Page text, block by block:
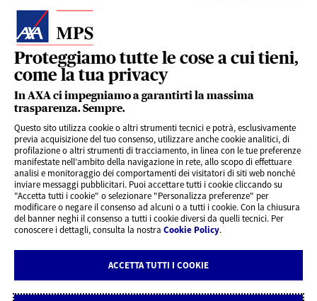
Proteggiamo tutte le cose a cui tieni,
come la tua privacy
In AXA ci impegniamo a garantirti la massima
trasparenza. Sempre.
Questo sito utilizza cookie o altri strumenti tecnici e potrà, esclusivamente
previa acquisizione del tuo consenso, utilizzare anche cookie analitici, di
profilazione o altri strumenti di tracciamento, in linea con le tue preferenze
manifestate nell’ambito della navigazione in rete, allo scopo di effettuare
analisi e monitoraggio dei comportamenti dei visitatori di siti web nonché
inviare messaggi pubblicitari. Puoi accettare tutti i cookie cliccando su
"Accetta tutti i cookie" o selezionare "Personalizza preferenze" per
modificare o negare il consenso ad alcuni o a tutti i cookie. Con la chiusura
del banner neghi il consenso a tutti i cookie diversi da quelli tecnici. Per
conoscere i dettagli, consulta la nostra Cookie Policy.
ACCETTA TUTTI I COOKIE
LINK UTILI
SERVIZI AL CLIENTE
CHI SIAMO
CONTATTI
Cookie Policy
Note legali AXA MPS Vita
Note legali AXA MPS Danni